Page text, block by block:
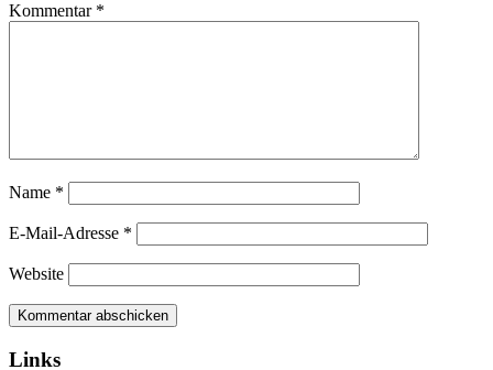
Kommentar *
Name *
E-Mail-Adresse *
Website
Links